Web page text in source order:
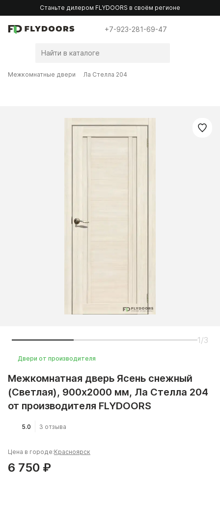
Станьте дилером FLYDOORS в своём регионе
+7-923-281-69-47
Межкомнатные двери Ла Стелла 204
1/3
Двери от производителя
Межкомнатная дверь Ясень снежный
(Светлая), 900x2000 мм, Ла Стелла 204
от производителя FLYDOORS
5.0 3 отзыва
Цена в городе:Красноярск
6 750 ₽